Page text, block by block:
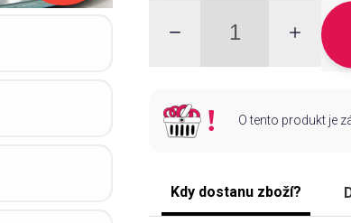
O tento produkt je
Kdy dostanu zboží?